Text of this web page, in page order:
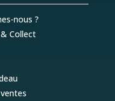
nous ?
Collect